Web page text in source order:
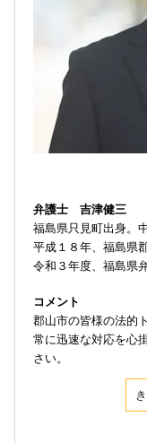
弁護士 吉津健三
福島県只見町出身。
平成１８年、福島県
令和３年度、福島県
コメント
郡山市の皆様の法的
常に迅速な対応を心
さい。